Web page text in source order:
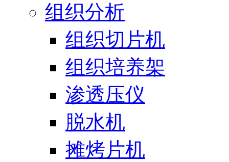
组织分析
组织切片机
组织培养架
渗透压仪
脱水机
摊烤片机